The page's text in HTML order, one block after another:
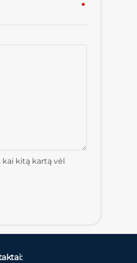
kitą kartą vėl